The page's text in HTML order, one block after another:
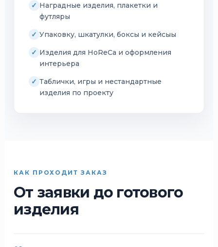
Наградные изделия, плакетки и
футляры
Упаковку, шкатулки, боксы и кейсыы
Изделия для HoReCa и оформления
интерьера
Таблички, игры и нестандартные
изделия по проекту
КАК ПРОХОДИТ ЗАКАЗ
От заявки до готового
изделия